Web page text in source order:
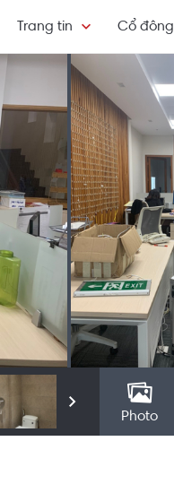
Trang tin Cổ đông
Photo